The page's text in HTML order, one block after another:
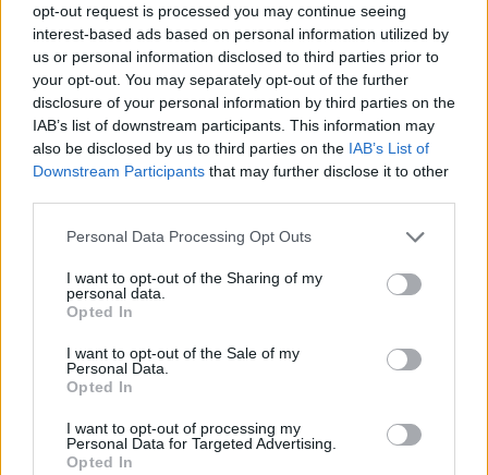
opt-out request is processed you may continue seeing
interest-based ads based on personal information utilized by
us or personal information disclosed to third parties prior to
your opt-out. You may separately opt-out of the further
disclosure of your personal information by third parties on the
IAB’s list of downstream participants. This information may
also be disclosed by us to third parties on the IAB’s List of
Downstream Participants that may further disclose it to other
Personal Data Processing Opt Outs
I want to opt-out of the Sharing of my
personal data.
Opted In
I want to opt-out of the Sale of my
Personal Data.
Opted In
I want to opt-out of processing my
Personal Data for Targeted Advertising.
Opted In
Skål för Ölexpo och för 40 år. Nader Moini
arrangerade Motala Ölexpo och när klockan blir
midnatt fyller han dessutom 40 år.